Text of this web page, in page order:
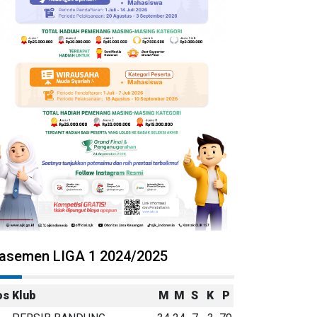
LIGA 1 2024/2025
Klub M M S K
P